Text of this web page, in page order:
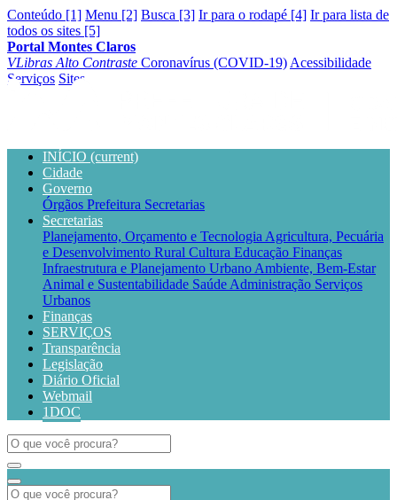
Conteúdo [1] Menu [2] Busca [3] Ir para o rodapé [4] Ir para lista de
todos os sites [5]
Portal Montes Claros
VLibras Alto Contraste Coronavírus (COVID-19) Acessibilidade
Serviços Sites
INÍCIO (current)
Cidade
Governo
Órgãos Prefeitura Secretarias
Secretarias
Planejamento, Orçamento e Tecnologia Agricultura, Pecuária
e Desenvolvimento Rural Cultura Educação Finanças
Infraestrutura e Planejamento Urbano Ambiente, Bem-Estar
Animal e Sustentabilidade Saúde Administração Serviços
Urbanos
Finanças
SERVIÇOS
Transparência
Legislação
Diário Oficial
Webmail
1DOC